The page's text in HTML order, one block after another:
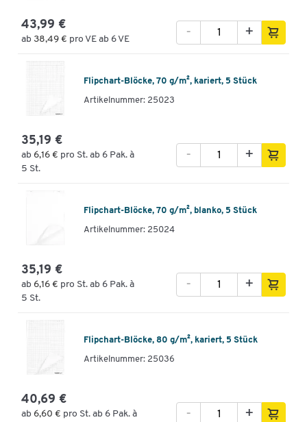
43,99 €
ab 38,49 € pro VE ab 6 VE
+
-
Flipchart-Blöcke, 70 g/m², kariert, 5 Stück
Artikelnummer: 25023
35,19 €
ab 6,16 € pro St. ab 6 Pak. à
5 St.
+
-
Flipchart-Blöcke, 70 g/m², blanko, 5 Stück
Artikelnummer: 25024
35,19 €
ab 6,16 € pro St. ab 6 Pak. à
5 St.
+
-
Flipchart-Blöcke, 80 g/m², kariert, 5 Stück
Artikelnummer: 25036
40,69 €
ab 6,60 € pro St. ab 6 Pak. à
+
-